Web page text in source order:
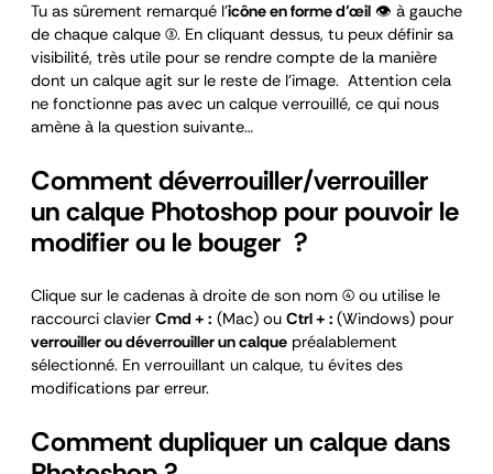
Tu as sûrement remarqué l’icône en forme d’œil 👁️ à gauche
de chaque calque (3). En cliquant dessus, tu peux définir sa
visibilité, très utile pour se rendre compte de la manière
dont un calque agit sur le reste de l’image. Attention cela
ne fonctionne pas avec un calque verrouillé, ce qui nous
amène à la question suivante…
Comment déverrouiller/verrouiller
un calque Photoshop pour pouvoir le
modifier ou le bouger ?
Clique sur le cadenas à droite de son nom (4) ou utilise le
raccourci clavier Cmd + : (Mac) ou Ctrl + : (Windows) pour
verrouiller ou déverrouiller un calque préalablement
sélectionné. En verrouillant un calque, tu évites des
modifications par erreur.
Comment dupliquer un calque dans